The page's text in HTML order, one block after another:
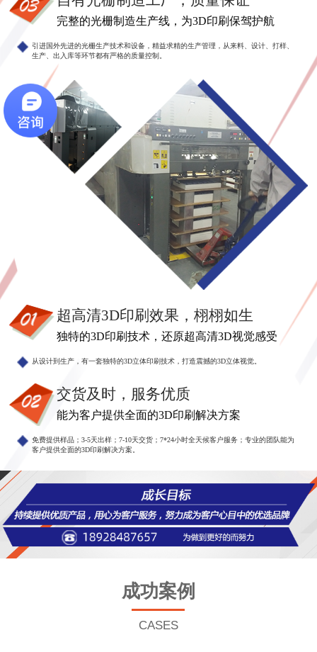
完整的光栅制造生产线，为3D印刷保驾护航
引进国外先进的光栅生产技术和设备，精益求精的生产管理，从来料、设计、打样、
生产、出入库等环节都有严格的质量控制。
超高清3D印刷效果，栩栩如生
独特的3D印刷技术，还原超高清3D视觉感受
从设计到生产，有一套独特的3D立体印刷技术，打造震撼的3D立体视觉。
交货及时，服务优质
能为客户提供全面的3D印刷解决方案
免费提供样品；3-5天出样；7-10天交货；7*24小时全天候客户服务；专业的团队能为
客户提供全面的3D印刷解决方案。
成功案例
CASES